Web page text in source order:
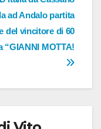
ad Andalo partita
del vincitore di 60
“GIANNI MOTTA!